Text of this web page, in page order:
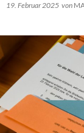
19. Februar 2025 von